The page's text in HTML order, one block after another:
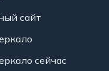
сайт
сейчас